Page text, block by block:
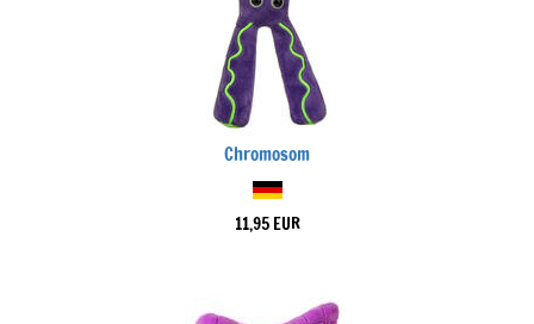
Chromosom
11,95 EUR